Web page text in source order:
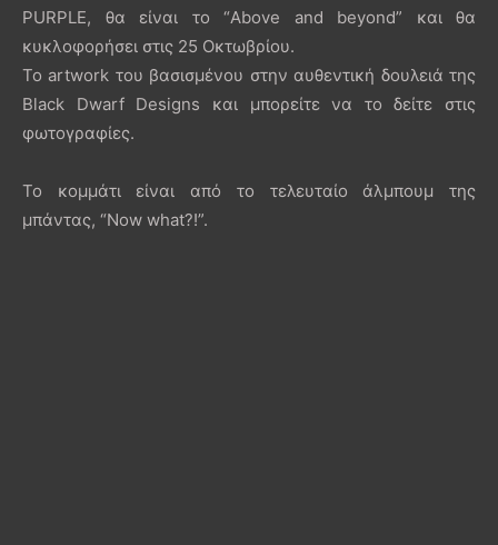
PURPLE, θα είναι το “Above and beyond” και θα
κυκλοφορήσει στις 25 Οκτωβρίου.
Το artwork του βασισμένου στην αυθεντική δουλειά της
Black Dwarf Designs και μπορείτε να το δείτε στις
φωτογραφίες.
Το κομμάτι είναι από το τελευταίο άλμπουμ της
μπάντας, “Now what?!”.